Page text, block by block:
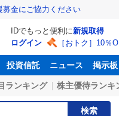
募金にご協力ください
IDでもっと便利に新規取得
ログイン
［おトク］10％
投資信託 ニュース 掲示板
ランキング 株主優待ランキ
検索